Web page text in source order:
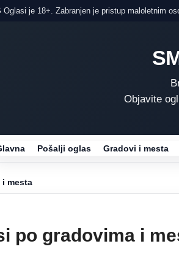
Oglasi je 18+. Zabranjen je pristup maloletnim
Objavite
Pošalji oglas Gradovi i mesta
i mesta
po gradovima i